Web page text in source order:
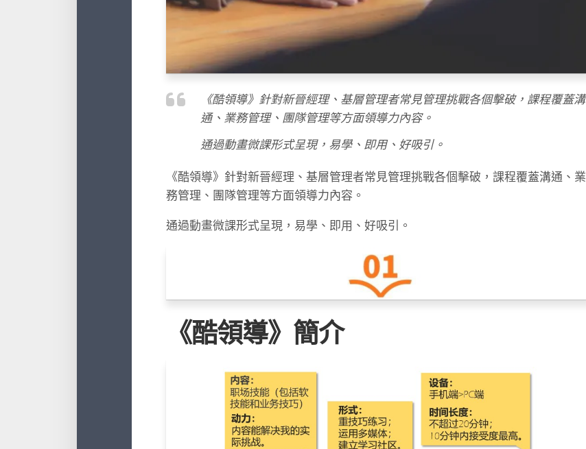
《酷領導》針對新晉經理、基層管理者常見管理挑戰各個擊破，課程覆蓋溝
通、業務管理、團隊管理等方面領導力內容。
通過動畫微課形式呈現，易學、即用、好吸引。
《酷領導》針對新晉經理、基層管理者常見管理挑戰各個擊破，課程覆蓋溝通、業
務管理、團隊管理等方面領導力內容。
通過動畫微課形式呈現，易學、即用、好吸引。
《酷領導》簡介